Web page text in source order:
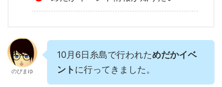
のぴまゆ
10月6日糸島で行われためだかイベ
ントに行ってきました。